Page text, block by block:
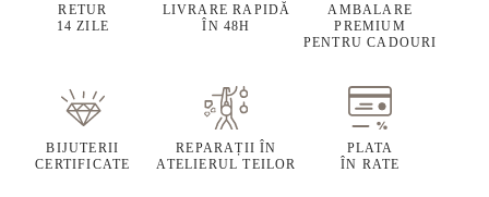
RETUR
14 ZILE
LIVRARE RAPIDĂ
ÎN 48H
AMBALARE
PREMIUM
PENTRU CADOURI
BIJUTERII
CERTIFICATE
REPARAȚII ÎN
ATELIERUL TEILOR
PLATA
ÎN RATE